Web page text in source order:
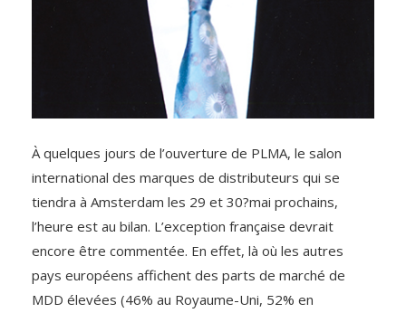
À quelques jours de l’ouverture de PLMA, le salon
international des marques de distributeurs qui se
tiendra à Amsterdam les 29 et 30?mai prochains,
l’heure est au bilan. L’exception française devrait
encore être commentée. En effet, là où les autres
pays européens affichent des parts de marché de
MDD élevées (46% au Royaume-Uni, 52% en